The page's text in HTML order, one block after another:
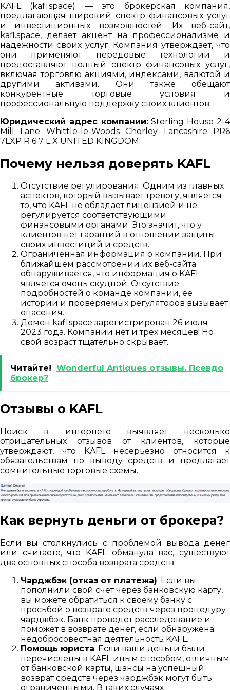
KAFL (kafl.space) — это брокерская компания,
предлагающая широкий спектр финансовых услуг
и инвестиционных возможностей. Их веб-сайт,
kafl.space, делает акцент на профессионализме и
надежности своих услуг. Компания утверждает, что
они применяют передовые технологии и
предоставляют полный спектр финансовых услуг,
включая торговлю акциями, индексами, валютой и
другими активами. Они также обещают
конкурентные торговые условия и
профессиональную поддержку своих клиентов.
Юридический адрес компании:Sterling House 2-4
Mill Lane Whittle-le-Woods Chorley Lancashire PR6
7LXP R 6 7 L X UNITED KINGDOM.
Почему нельзя доверять KAFL
Отсутствие регулирования. Одним из главных
аспектов, который вызывает тревогу, является
то, что KAFL не обладает лицензией и не
регулируется соответствующими
финансовыми органами. Это значит, что у
клиентов нет гарантий в отношении защиты
своих инвестиций и средств.
Ограниченная информация о компании. При
ближайшем рассмотрении их веб-сайта
обнаруживается, что информация о KAFL
является очень скудной. Отсутствие
подробностей о команде компании, ее
истории и проверяемых регуляторов вызывает
опасения.
Домен kafl.space зарегистрирован 26 июля
2023 года. Компании нет и трех месяцев! Но
свой возраст тщательно скрывает.
Читайте! Wonderful Antiques отзывы. Псевдо
брокер?
Отзывы о KAFL
Поиск в интернете выявляет несколько
отрицательных отзывов от клиентов, которые
утверждают, что KAFL несерьезно относится к
обязательствам по выводу средств и предлагает
сомнительные торговые схемы.
Как вернуть деньги от брокера?
Если вы столкнулись с проблемой вывода денег
или считаете, что KAFL обманула вас, существуют
два основных способа возврата средств:
Чарджбэк (отказ от платежа). Если вы
пополнили свой счет через банковскую карту,
вы можете обратиться к своему банку с
просьбой о возврате средств через процедуру
чарджбэк. Банк проведет расследование и
поможет в возврате денег, если обнаружена
недобросовестная деятельность KAFL.
Помощь юриста. Если ваши деньги были
перечислены в KAFL иным способом, отличным
от банковской карты, шансы на успешный
возврат средств через чарджбэк могут быть
ограниченными. В таких случаях